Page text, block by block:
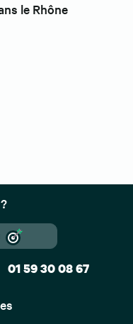
le Rhône
01 59 30 08 67